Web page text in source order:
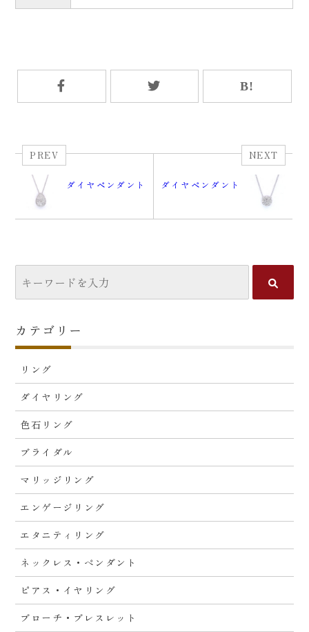
PREV
ダイヤペンダント
NEXT
ダイヤペンダント
カテゴリー
リング
ダイヤリング
色石リング
ブライダル
マリッジリング
エンゲージリング
エタニティリング
ネックレス・ペンダント
ピアス・イヤリング
ブローチ・ブレスレット